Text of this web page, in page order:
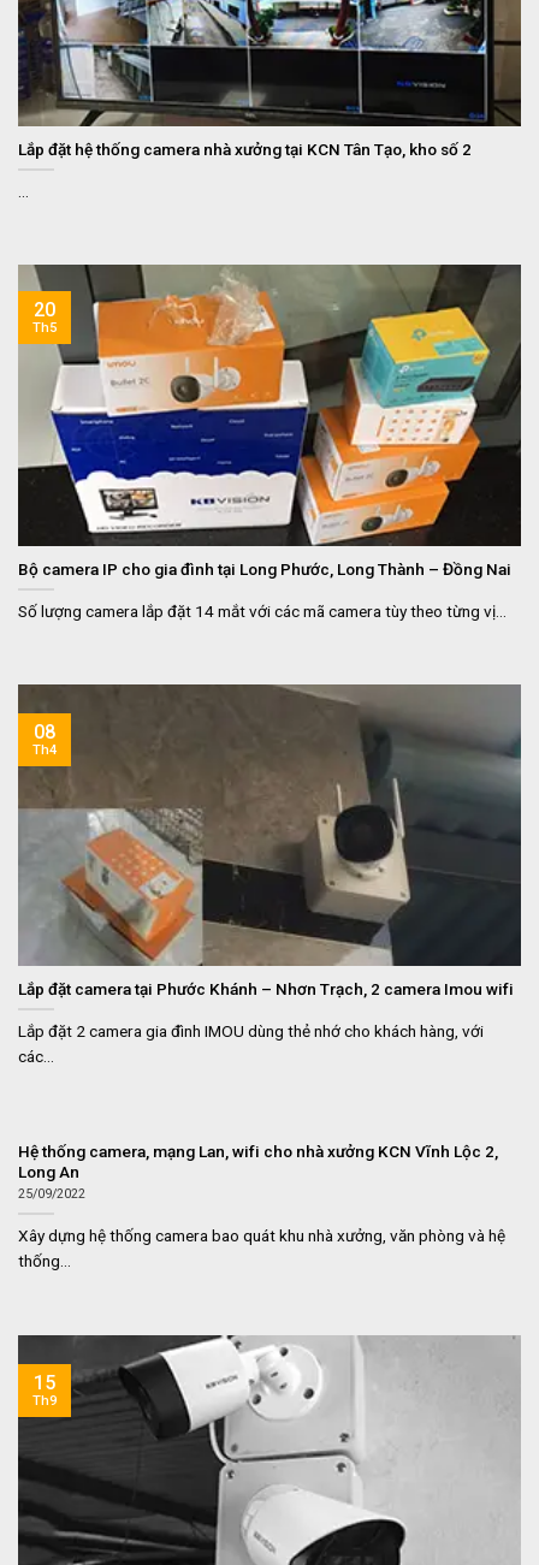
Lắp đặt hệ thống camera nhà xưởng tại KCN Tân Tạo, kho số 2
Bộ camera IP cho gia đình tại Long Phước, Long Thành – Đồng Nai
Số lượng camera lắp đặt 14 mắt với các mã camera tùy theo từng vị...
20
Th5
Lắp đặt camera tại Phước Khánh – Nhơn Trạch, 2 camera Imou wifi
Lắp đặt 2 camera gia đình IMOU dùng thẻ nhớ cho khách hàng, với
các...
08
Th4
Hệ thống camera, mạng Lan, wifi cho nhà xưởng KCN Vĩnh Lộc 2,
Long An
25/09/2022
Xây dựng hệ thống camera bao quát khu nhà xưởng, văn phòng và hệ
thống...
15
Th9